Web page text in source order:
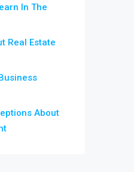
In The
Real Estate
About